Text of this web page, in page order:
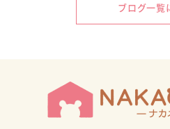
2026年
2026年
2026
ブログ一覧